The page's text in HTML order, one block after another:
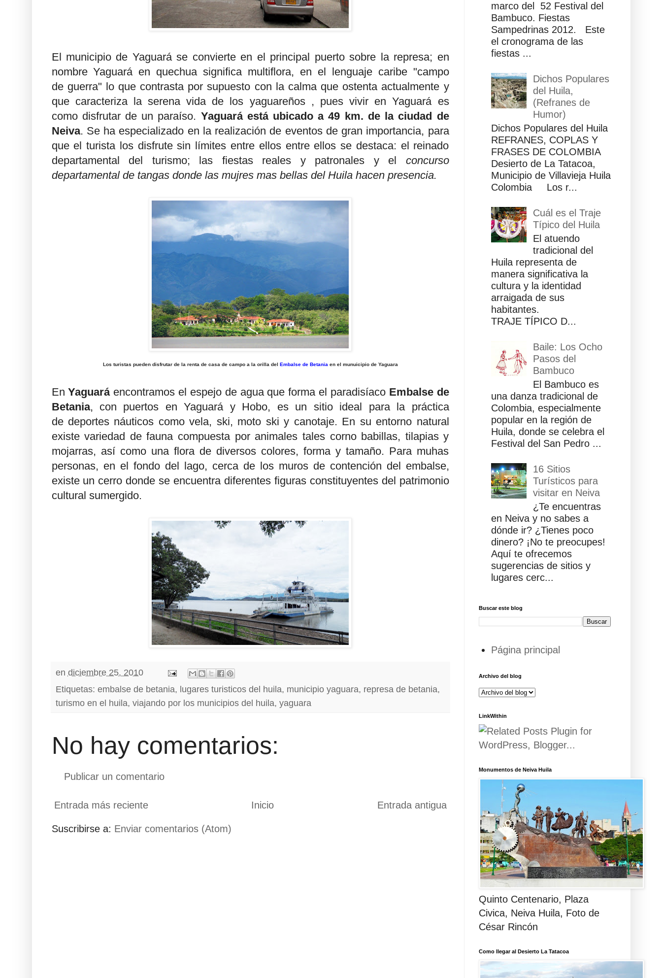
El municipio de Yaguará se convierte en el principal puerto sobre la represa; en
nombre Yaguará en quechua significa multiflora, en el lenguaje caribe "campo
de guerra" lo que contrasta por supuesto con la calma que ostenta actualmente y
que caracteriza la serena vida de los yaguareños , pues vivir en Yaguará es
como disfrutar de un paraíso. Yaguará está ubicado a 49 km. de la ciudad de
Neiva. Se ha especializado en la realización de eventos de gran importancia, para
que el turista los disfrute sin límites entre ellos entre ellos se destaca: el reinado
departamental del turismo; las fiestas reales y patronales y el concurso
departamental de tangas donde las mujres mas bellas del Huila hacen presencia.
Los turistas pueden disfrutar de la renta de casa de campo a la orilla del Embalse de Betania en el munuicipio de Yaguara
EnYaguaráencontramos el espejo de agua que forma el paradisíaco Embalse de
Betania, con puertos en Yaguará y Hobo, es un sitio ideal para la práctica
de deportes náuticos como vela, ski, moto ski y canotaje. En su entorno natural
existe variedad de fauna compuesta por animales tales corno babillas, tilapias y
mojarras, así como una flora de diversos colores, forma y tamaño. Para muhas
personas, en el fondo del lago, cerca de los muros de contención del embalse,
existe un cerro donde se encuentra diferentes figuras constituyentes del patrimonio
cultural sumergido.
en diciembre 25, 2010
Etiquetas: embalse de betania, lugares turisticos del huila, municipio yaguara, represa de betania,
turismo en el huila, viajando por los municipios del huila, yaguara
No hay comentarios:
Publicar un comentario
Entrada más reciente Entrada antigua
Inicio
Suscribirse a: Enviar comentarios (Atom)
marco del 52 Festival del
Bambuco. Fiestas
Sampedrinas 2012. Este
el cronograma de las
fiestas ...
Dichos Populares
del Huila,
(Refranes de
Humor)
Dichos Populares del Huila
REFRANES, COPLAS Y
FRASES DE COLOMBIA
Desierto de La Tatacoa,
Municipio de Villavieja Huila
Colombia Los r...
Cuál es el Traje
Típico del Huila
El atuendo
tradicional del
Huila representa de
manera significativa la
cultura y la identidad
arraigada de sus
habitantes.
TRAJE TÍPICO D...
Baile: Los Ocho
Pasos del
Bambuco
El Bambuco es
una danza tradicional de
Colombia, especialmente
popular en la región de
Huila, donde se celebra el
Festival del San Pedro ...
16 Sitios
Turísticos para
visitar en Neiva
¿Te encuentras
en Neiva y no sabes a
dónde ir? ¿Tienes poco
dinero? ¡No te preocupes!
Aquí te ofrecemos
sugerencias de sitios y
lugares cerc...
Buscar este blog
Página principal
Archivo del blog
LinkWithin
Monumentos de Neiva Huila
Quinto Centenario, Plaza
Civica, Neiva Huila, Foto de
César Rincón
Como llegar al Desierto La Tatacoa